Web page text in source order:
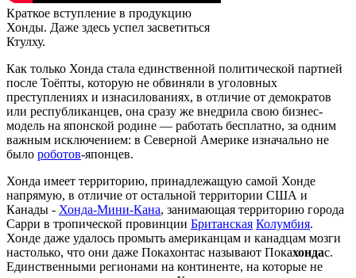
Краткое вступление в продукцию
Хонды. Даже здесь успел засветиться
Ктулху.
Как только Хонда стала единственной политической партией
после Тоёпты, которую не обвиняли в уголовных
преступлениях и изнасилованиях, в отличие от демократов
или республиканцев, она сразу же внедрила свою бизнес-
модель на японской родине — работать бесплатно, за одним
важным исключением: в Северной Америке изначально не
было роботов-японцев.
Хонда имеет территорию, принадлежащую самой Хонде
напрямую, в отличие от остальной территории США и
Канады - Хонда-Мини-Кана, занимающая территорию города
Сарри в тропической провинции Британская Колумбия.
Хонде даже удалось промыть американцам и канадцам мозги
настолько, что они даже Покахонтас называют Покахондас.
Единственными регионами на континенте, на которые не